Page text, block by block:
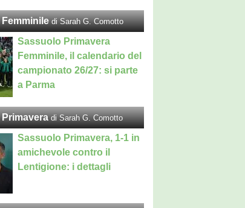
di Sarah G. Comotto
Sassuolo Primavera
Femminile, il calendario del
campionato 26/27: si parte
a Parma
di Sarah G. Comotto
Sassuolo Primavera, 1-1 in
amichevole contro il
Lentigione: i dettagli